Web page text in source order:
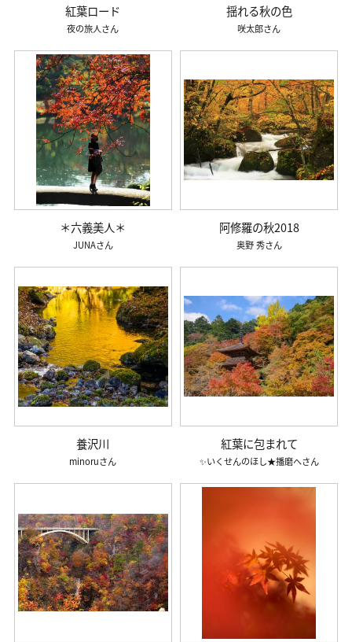
紅葉ロード
夜の旅人
揺れる秋の色
咲太郎
＊六義美人＊
JUNA
阿修羅の秋2018
奥野 秀
養沢川
minoru
紅葉に包まれて
✨いくせんのほし★播磨へ